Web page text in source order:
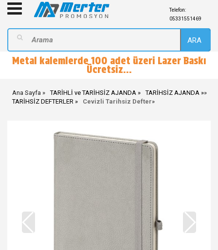
Telefon:
05331551469
ARA
Metal kalemlerde 100 adet üzeri Lazer Baskı
Ücretsiz...
Ana Sayfa TARİHLİ ve TARİHSİZ AJANDA »
TARİHSİZ AJANDA
»
TARİHSİZ DEFTERLER Cevizli Tarihsiz Defter